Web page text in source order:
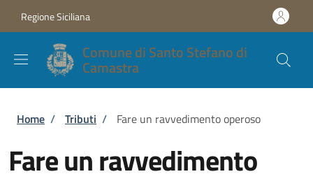
Regione Siciliana
Comune di Santo Stefano di
Camastra
Briciole di pane
Home / Tributi / Fare un ravvedimento operoso
Fare un ravvedimento